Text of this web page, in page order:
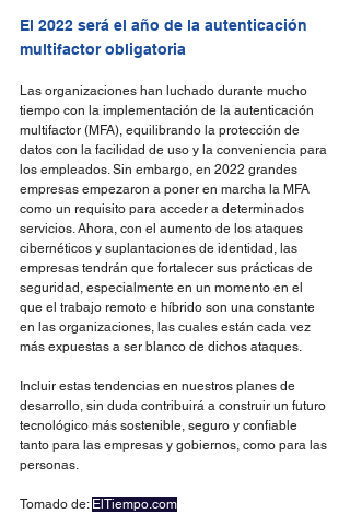
El 2022 será el año de la autenticación
multifactor obligatoria
Las organizaciones han luchado durante mucho
tiempo con la implementación de la autenticación
multifactor (MFA), equilibrando la protección de
datos con la facilidad de uso y la conveniencia para
los empleados. Sin embargo, en 2022 grandes
empresas empezaron a poner en marcha la MFA
como un requisito para acceder a determinados
servicios. Ahora, con el aumento de los ataques
cibernéticos y suplantaciones de identidad, las
empresas tendrán que fortalecer sus prácticas de
seguridad, especialmente en un momento en el
que el trabajo remoto e híbrido son una constante
en las organizaciones, las cuales están cada vez
más expuestas a ser blanco de dichos ataques.
Incluir estas tendencias en nuestros planes de
desarrollo, sin duda contribuirá a construir un futuro
tecnológico más sostenible, seguro y confiable
tanto para las empresas y gobiernos, como para las
personas.
Tomado de: ElTiempo.com